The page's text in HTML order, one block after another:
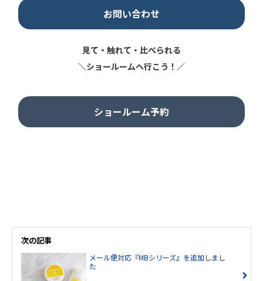
お問い合わせ
見て・触れて・比べられる
＼ショールームへ行こう！／
ショールーム予約
次の記事
メール便対応『MBシリーズ』を追加しまし
た